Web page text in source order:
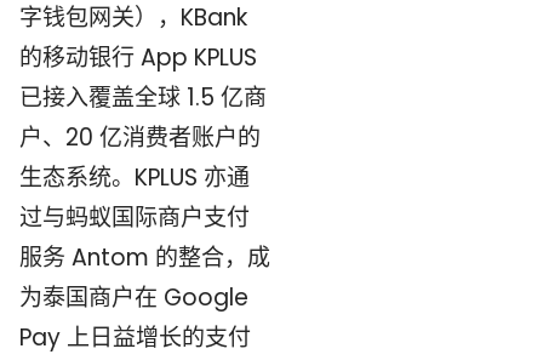
字钱包网关），KBank
的移动银行 App KPLUS
已接入覆盖全球 1.5 亿商
户、20 亿消费者账户的
生态系统。KPLUS 亦通
过与蚂蚁国际商户支付
服务 Antom 的整合，成
为泰国商户在 Google
Pay 上日益增长的支付